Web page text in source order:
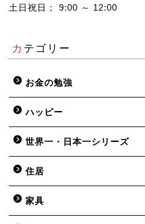
土日祝日； 9:00 ～ 12:00
カテゴリー
お金の勉強
ハッピー
世界一・日本一シリーズ
住居
家具